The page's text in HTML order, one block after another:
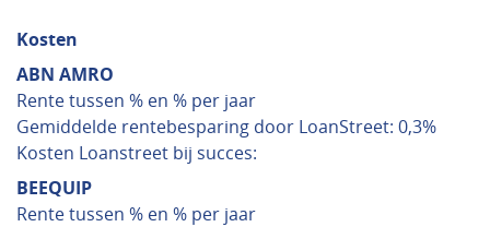
Kosten
ABN AMRO
Rente tussen % en % per jaar
Gemiddelde rentebesparing door LoanStreet: 0,3%
Kosten Loanstreet bij succes:
BEEQUIP
Rente tussen % en % per jaar